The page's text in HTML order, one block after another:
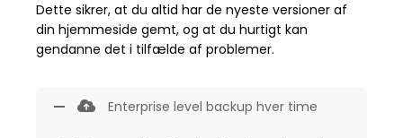
Dette sikrer, at du altid har de nyeste versioner af
din hjemmeside gemt, og at du hurtigt kan
gendanne det i tilfælde af problemer.
Enterprise level backup hver time